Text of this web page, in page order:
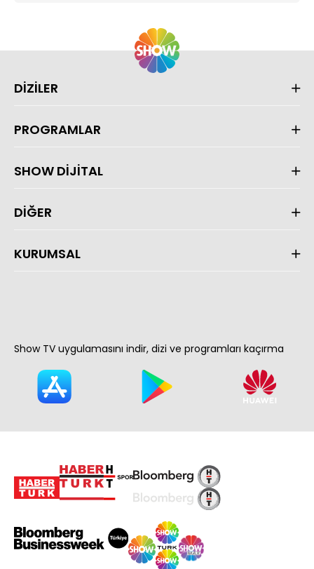
DİZİLER
PROGRAMLAR
SHOW DİJİTAL
DİĞER
KURUMSAL
Show TV uygulamasını indir, dizi ve programları kaçırma